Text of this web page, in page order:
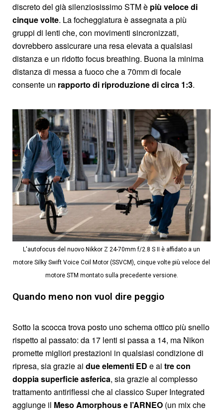
discreto del già silenziosissimo STM è più veloce di
cinque volte. La focheggiatura è assegnata a più
gruppi di lenti che, con movimenti sincronizzati,
dovrebbero assicurare una resa elevata a qualsiasi
distanza e un ridotto focus breathing. Buona la minima
distanza di messa a fuoco che a 70mm di focale
consente un rapporto di riproduzione di circa 1:3.
L'autofocus del nuovo Nikkor Z 24-70mm f/2.8 S II è affidato a un
motore Silky Swift Voice Coil Motor (SSVCM), cinque volte più veloce del
motore STM montato sulla precedente versione.
Quando meno non vuol dire peggio
Sotto la scocca trova posto uno schema ottico più snello
rispetto al passato: da 17 lenti si passa a 14, ma Nikon
promette migliori prestazioni in qualsiasi condizione di
ripresa, sia grazie ai due elementi ED e ai tre con
doppia superficie asferica, sia grazie al complesso
trattamento antiriflessi che al classico Super Integrated
aggiunge il Meso Amorphous e l’ARNEO (un mix che